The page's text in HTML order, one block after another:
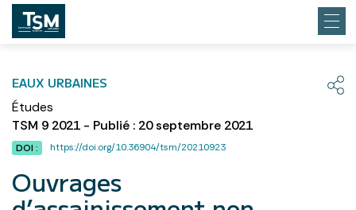
EAUX URBAINES
Études
TSM 9 2021 - Publié : 20 septembre 2021
DOI : https://doi.org/10.36904/tsm/20210923
Ouvrages